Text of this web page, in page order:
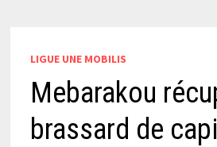
LIGUE UNE MOBILIS
Mebarakou
brassard de